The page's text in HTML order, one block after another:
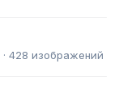
· 428 изображений